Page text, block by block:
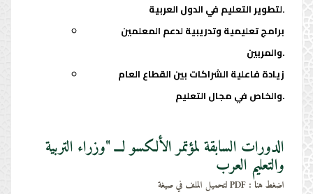
لتطوير التعليم في الدول العربية.
برامج تعليمية وتدريبية لدعم المعلمين
والمربين.
زيادة فاعلية الشراكات بين القطاع العام
والخاص في مجال التعليم.
الدورات السابقة لمؤتمر الألكسو لـــ "وزراء التربية
والتعليم العرب
لتحميل الملف في صيغة PDF : اضغط هنا